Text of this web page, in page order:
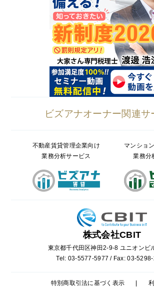
特別商取引法に基づく表示
ビズアナオーナー関連サ
不動産賃貸管理企業向け
業務分析サービス
マンショ
業務分
株式会社CBIT
東京都千代田区神田2-9-8 ユニオンビ
Tel: 03-5577-5977 / Fax: 03-